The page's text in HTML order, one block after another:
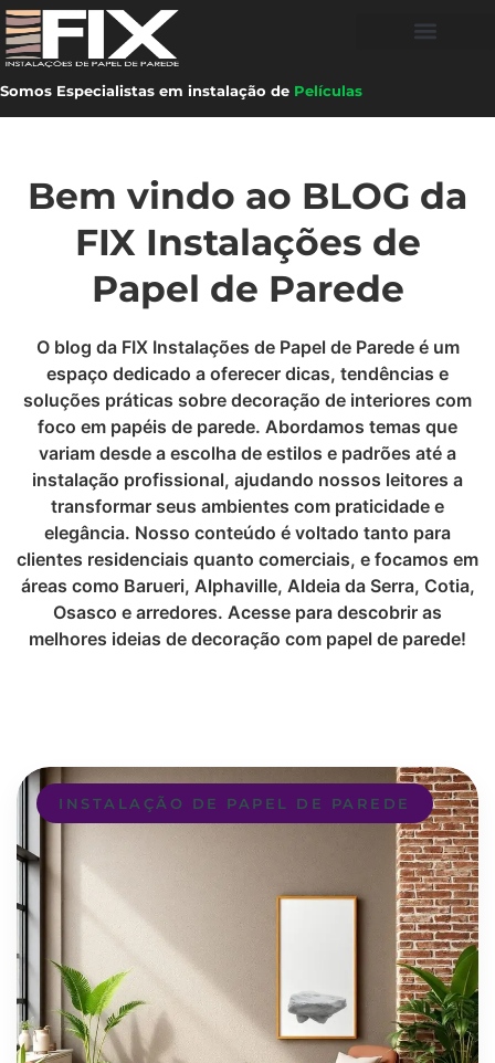
Somos Especialistas em instalação de Películas
Bem vindo ao BLOG da
FIX Instalações de
Papel de Parede
O blog da FIX Instalações de Papel de Parede é um
espaço dedicado a oferecer dicas, tendências e
soluções práticas sobre decoração de interiores com
foco em papéis de parede. Abordamos temas que
variam desde a escolha de estilos e padrões até a
instalação profissional, ajudando nossos leitores a
transformar seus ambientes com praticidade e
elegância. Nosso conteúdo é voltado tanto para
clientes residenciais quanto comerciais, e focamos em
áreas como Barueri, Alphaville, Aldeia da Serra, Cotia,
Osasco e arredores. Acesse para descobrir as
melhores ideias de decoração com papel de parede!
INSTALAÇÃO DE PAPEL DE PAREDE